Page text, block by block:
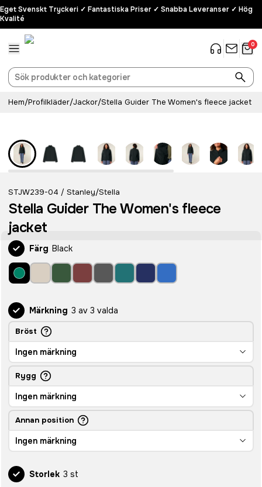
Eget Svenskt Tryckeri ✓ Fantastiska Priser ✓ Snabba Leveranser ✓ Hög
Kvalité
0
Hem/Profilkläder/Jackor/Stella Guider The Women's fleece jacket
STJW239-04 / Stanley/Stella
Stella Guider The Women's fleece
jacket
Färg Black
Märkning 3 av 3 valda
Bröst
Ingen märkning
Rygg
Ingen märkning
Annan position
Ingen märkning
Storlek 3 st